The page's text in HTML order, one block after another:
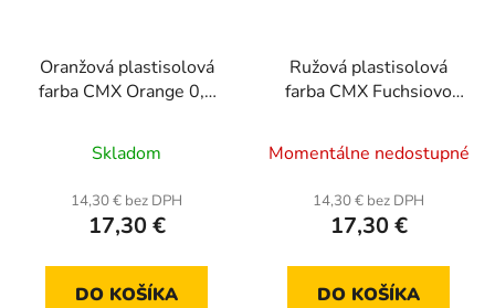
Oranžová plastisolová
farba CMX Orange 0,5
Skladom
14,30 € bez DPH
17,30 €
DO KOŠÍKA
Ružová plastisolová
farba CMX Fuchsiovo
Momentálne nedostupné
14,30 € bez DPH
17,30 €
DO KOŠÍKA